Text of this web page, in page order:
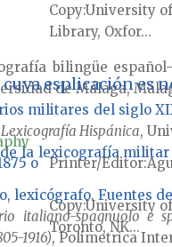
bilingüe
de Málaga,
militares del siglo
Hispánica,
la lexicografía
lexicógrafo. Fuentes
italiano-spagnuolo e
1916), Polimetrica
CopyUniversity
Library, Oxfor...
esplicación es
o
Printer/Editor
CopyUniversity
Toronto, NK...